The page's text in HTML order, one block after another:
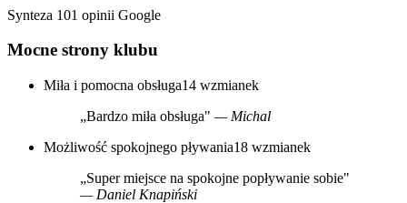
Synteza 101 opinii Google
Mocne strony klubu
Miła i pomocna obsługa14 wzmianek
„Bardzo miła obsługa" — Michal
Możliwość spokojnego pływania18 wzmianek
„Super miejsce na spokojne popływanie sobie"
— Daniel Knapiński